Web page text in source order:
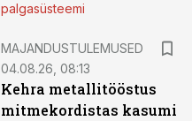
palgasüsteemi
MAJANDUSTULEMUSED
04.08.26, 08:13
Kehra metallitööstus
mitmekordistas kasumi